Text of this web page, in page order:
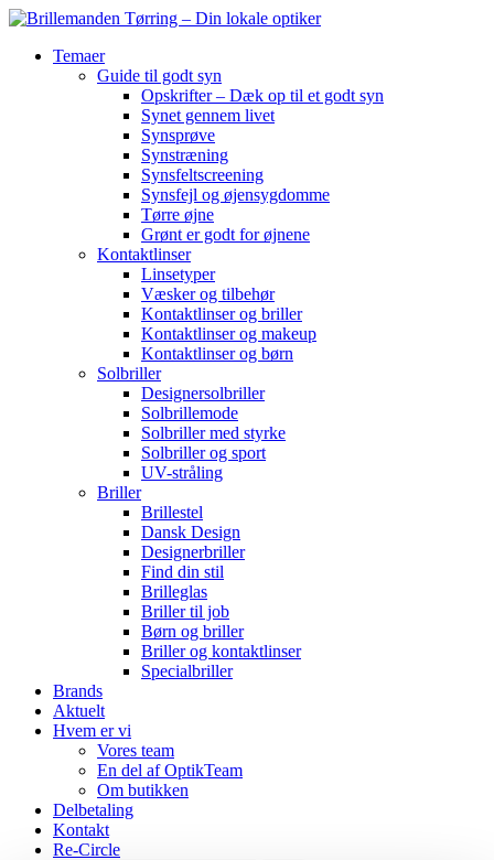
Temaer
Guide til godt syn
Opskrifter – Dæk op til et godt syn
Synet gennem livet
Synsprøve
Synstræning
Synsfeltscreening
Synsfejl og øjensygdomme
Tørre øjne
Grønt er godt for øjnene
Kontaktlinser
Linsetyper
Væsker og tilbehør
Kontaktlinser og briller
Kontaktlinser og makeup
Kontaktlinser og børn
Solbriller
Designersolbriller
Solbrillemode
Solbriller med styrke
Solbriller og sport
UV-stråling
Briller
Brillestel
Dansk Design
Designerbriller
Find din stil
Brilleglas
Briller til job
Børn og briller
Briller og kontaktlinser
Specialbriller
Brands
Aktuelt
Hvem er vi
Vores team
En del af OptikTeam
Om butikken
Delbetaling
Kontakt
Re-Circle